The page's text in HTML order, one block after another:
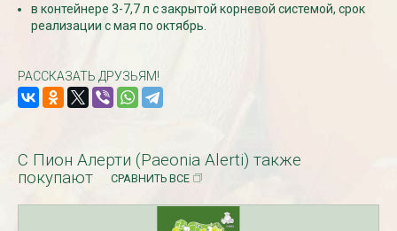
Дата:11.03.2024
Скидки 15% !!! При заказе
ЧИТАТЬ ДАЛЕЕ →
В первый день весны
в контейнере 3-7,7 л с закрытой корневой системой, срок
реализации с мая по октябрь.
РАССКАЗАТЬ ДРУЗЬЯМ!
С Пион Алерти (Paeonia Alerti) также
покупают
СРАВНИТЬ ВСЕ